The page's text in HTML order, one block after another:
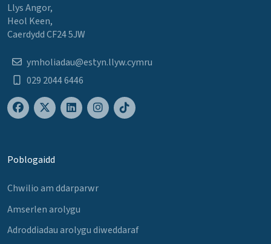
Llys Angor,
Heol Keen,
Caerdydd CF24 5JW
ymholiadau@estyn.llyw.cymru
029 2044 6446
Poblogaidd
Chwilio am ddarparwr
Amserlen arolygu
Adroddiadau arolygu diweddaraf